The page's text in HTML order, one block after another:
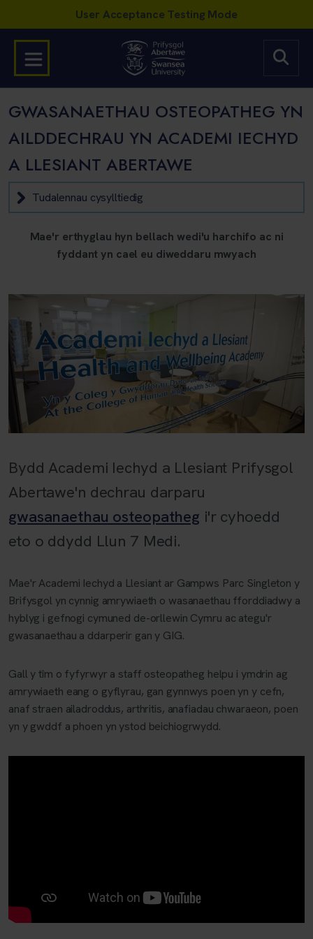
GWASANAETHAU OSTEOPATHEG YN
AILDDECHRAU YN ACADEMI IECHYD
A LLESIANT ABERTAWE
Tudalennau cysylltiedig
Mae'r erthyglau hyn bellach wedi'u harchifo ac ni
fyddant yn cael eu diweddaru mwyach
Bydd Academi Iechyd a Llesiant Prifysgol
Abertawe'n dechrau darparu
gwasanaethau osteopatheg i'r cyhoedd
eto o ddydd Llun 7 Medi.
Mae'r Academi Iechyd a Llesiant ar Gampws Parc Singleton y
Brifysgol yn cynnig amrywiaeth o wasanaethau fforddiadwy a
hyblyg i gefnogi cymuned de-orllewin Cymru ac ategu'r
gwasanaethau a ddarperir gan y GIG.
Gall y tîm o fyfyrwyr a staff osteopatheg helpu i ymdrin ag
amrywiaeth eang o gyflyrau, gan gynnwys poen yn y cefn,
anaf straen ailadroddus, arthritis, anafiadau chwaraeon, poen
yn y gwddf a phoen yn ystod beichiogrwydd.